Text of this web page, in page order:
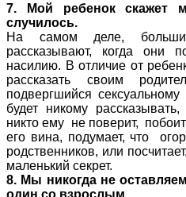
7. Мой ребенок скажет
случилось.
На самом деле,
рассказывают, когда они
насилию. В отличие от
рассказать своим
подвергшийся
будет никому
никто ему не поверит,
его вина, подумает, что
родственников, или
маленький секрет.
8. Мы никогда не
один со взрослым.